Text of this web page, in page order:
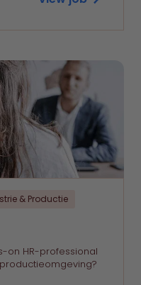
& Productie
on HR-professional